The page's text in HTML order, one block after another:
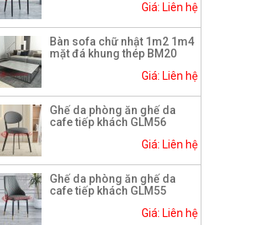
Giá: Liên hệ
Bàn sofa chữ nhật 1m2 1m4
mặt đá khung thép BM20
Giá: Liên hệ
Ghế da phòng ăn ghế da
cafe tiếp khách GLM56
Giá: Liên hệ
Ghế da phòng ăn ghế da
cafe tiếp khách GLM55
Giá: Liên hệ